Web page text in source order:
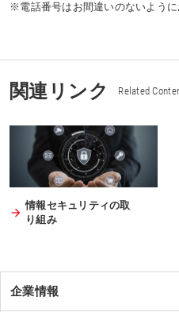
※電話番号はお間違いのないように
関連リンク Related
情報セキュリティの取
り組み
企業情報